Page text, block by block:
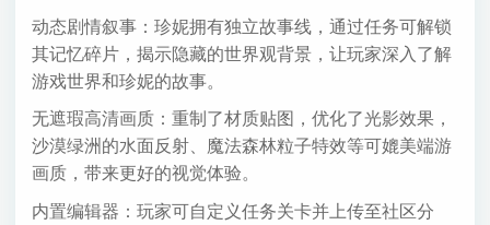
动态剧情叙事：珍妮拥有独立故事线，通过任务可解锁
其记忆碎片，揭示隐藏的世界观背景，让玩家深入了解
游戏世界和珍妮的故事。
无遮瑕高清画质：重制了材质贴图，优化了光影效果，
沙漠绿洲的水面反射、魔法森林粒子特效等可媲美端游
画质，带来更好的视觉体验。
内置编辑器：玩家可自定义任务关卡并上传至社区分